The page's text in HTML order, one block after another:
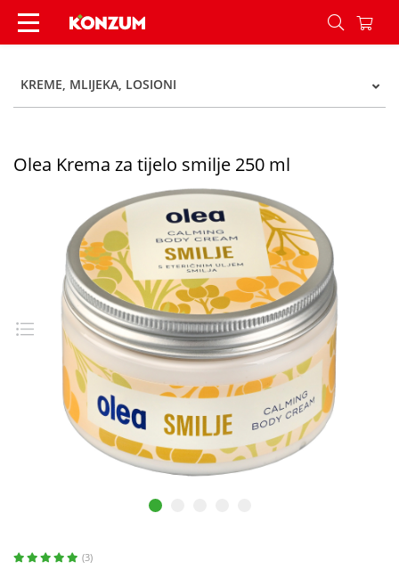
Olea Krema za tijelo smilje 250 ml - Konzum
KREME, MLIJEKA, LOSIONI
Olea Krema za tijelo smilje 250 ml
(3)